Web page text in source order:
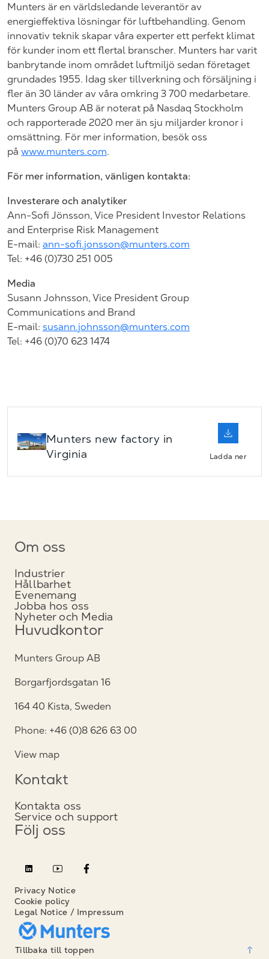
Munters är en världsledande leverantör av
energieffektiva lösningar för luftbehandling. Genom
innovativ teknik skapar våra experter ett perfekt klimat
för kunder inom ett flertal branscher. Munters har varit
banbrytande inom området luftmiljö sedan företaget
grundades 1955. Idag sker tillverkning och försäljning i
fler än 30 länder av våra omkring 3 700 medarbetare.
Munters Group AB är noterat på Nasdaq Stockholm
och rapporterade 2020 mer än sju miljarder kronor i
omsättning. För mer information, besök oss
på www.munters.com.
För mer information, vänligen kontakta:
Investerare och analytiker
Ann-Sofi Jönsson, Vice President Investor Relations
and Enterprise Risk Management
E-mail: ann-sofi.jonsson@munters.com
Tel: +46 (0)730 251 005
Media
Susann Johnsson, Vice President Group
Communications and Brand
E-mail: susann.johnsson@munters.com
Tel: +46 (0)70 623 1474
Munters new factory in
Virginia
Ladda ner
Om oss
Industrier
Hållbarhet
Evenemang
Jobba hos oss
Nyheter och Media
Huvudkontor
Munters Group AB
Borgarfjordsgatan 16
164 40 Kista, Sweden
Phone: +46 (0)8 626 63 00
View map
Kontakt
Kontakta oss
Service och support
Följ oss
Privacy Notice
Cookie policy
Legal Notice / Impressum
Tillbaka till toppen